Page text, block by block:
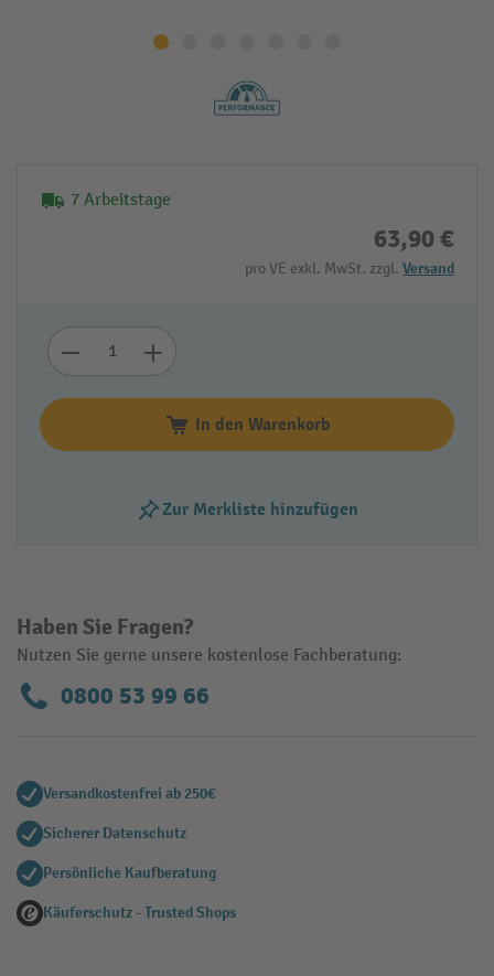
7 Arbeitstage
63,90 €
pro VE exkl. MwSt. zzgl. Versand
In den Warenkorb
Zur Merkliste hinzufügen
Haben Sie Fragen?
Nutzen Sie gerne unsere kostenlose Fachberatung:
0800 53 99 66
Versandkostenfrei ab 250€
Sicherer Datenschutz
Persönliche Kaufberatung
Käuferschutz - Trusted Shops